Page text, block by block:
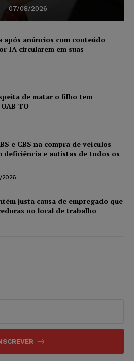
- 07/08/2026
após anúncios com conteúdo
IA circularem em suas
de matar o filho tem
TO
e CBS na compra de veículos
deficiência e autistas de todos os
2026
justa causa de empregado que
no local de trabalho